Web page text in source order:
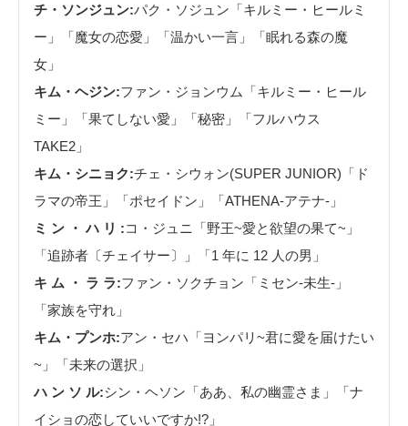
チ・ソンジュン:パク・ソジュン「キルミー・ヒールミ
ー」「魔女の恋愛」「温かい一言」「眠れる森の魔
女」
キム・ヘジン:ファン・ジョンウム「キルミー・ヒール
ミー」「果てしない愛」「秘密」「フルハウス
TAKE2」
キム・シニョク:チェ・シウォン(SUPER JUNIOR)「ド
ラマの帝王」「ポセイドン」「ATHENA-アテナ-」
ミ ン ・ ハ リ :コ・ジュニ「野王~愛と欲望の果て~」
「追跡者〔チェイサー〕」「1 年に 12 人の男」
キ ム ・ ラ ラ:ファン・ソクチョン「ミセン-未生-」
「家族を守れ」
キム・プンホ:アン・セハ「ヨンパリ~君に愛を届けたい
~」「未来の選択」
ハ ン ソ ル:シン・ヘソン「ああ、私の幽霊さま」「ナ
イショの恋していいですか!?」